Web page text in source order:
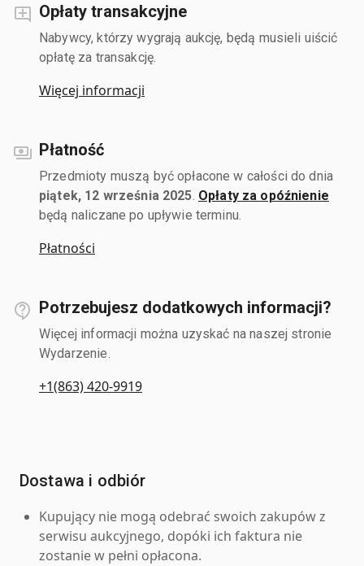
Opłaty transakcyjne
Nabywcy, którzy wygrają aukcję, będą musieli uiścić
opłatę za transakcję.
Więcej informacji
Płatność
Przedmioty muszą być opłacone w całości do dnia
piątek, 12 września 2025 Opłaty za opóźnienie
będą naliczane po upływie terminu.
Płatności
Potrzebujesz dodatkowych informacji?
Więcej informacji można uzyskać na naszej stronie
Wydarzenie.
+1(863) 420-9919
Dostawa i odbiór
Kupujący nie mogą odebrać swoich zakupów z
serwisu aukcyjnego, dopóki ich faktura nie
zostanie w pełni opłacona.